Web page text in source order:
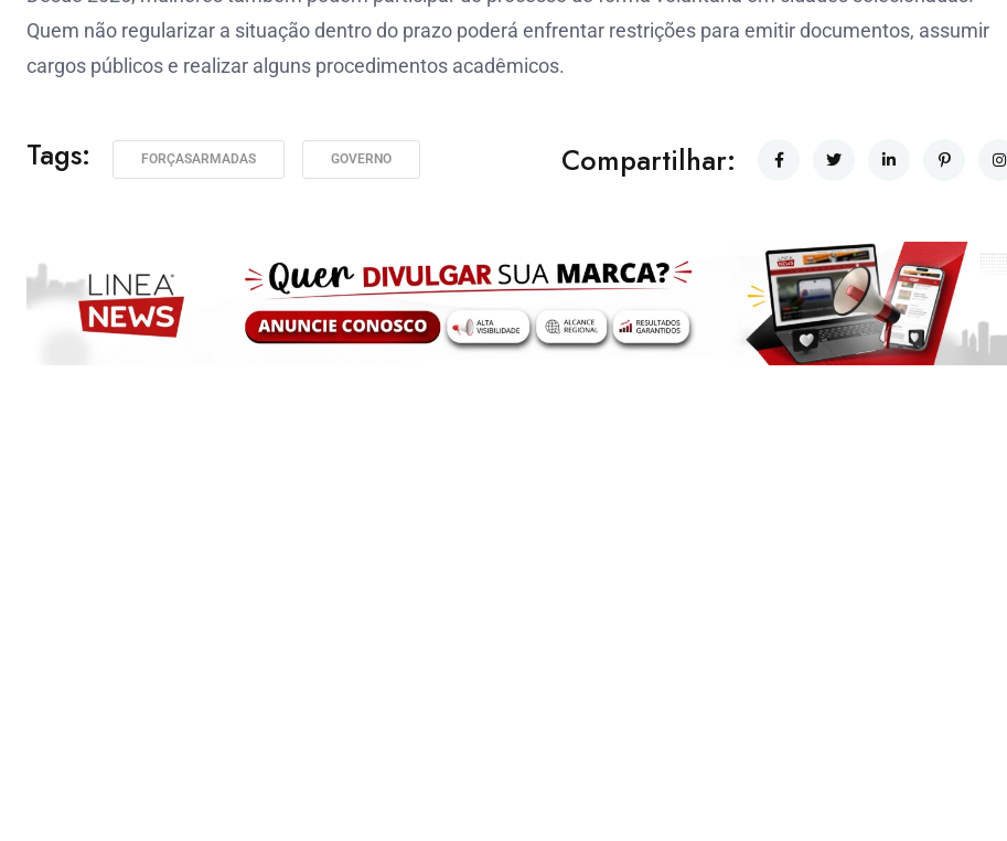
Quem não regularizar a situação dentro do prazo poderá enfrentar restrições para emitir documentos, assumir
cargos públicos e realizar alguns procedimentos acadêmicos.
Tags: FORÇASARMADAS GOVERNO Compartilhar: